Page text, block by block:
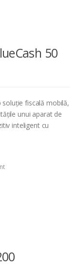
50
fiscală mobilă,
unui aparat de
inteligent cu